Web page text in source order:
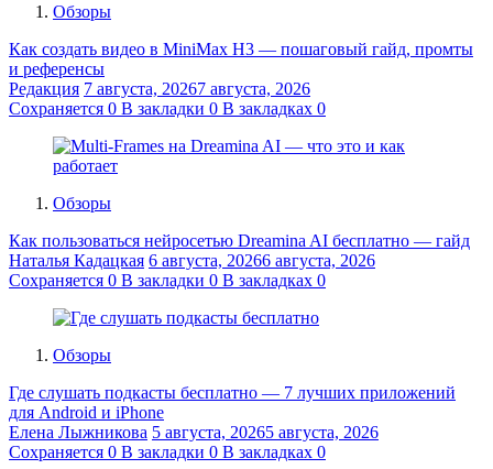
Обзоры
Как создать видео в MiniMax H3 — пошаговый гайд, промты
и референсы
Редакция 7 августа, 20267 августа, 2026
Сохраняется 0 В закладки 0 В закладках 0
Обзоры
Как пользоваться нейросетью Dreamina AI бесплатно — гайд
Наталья Кадацкая 6 августа, 20266 августа, 2026
Сохраняется 0 В закладки 0 В закладках 0
Обзоры
Где слушать подкасты бесплатно — 7 лучших приложений
для Android и iPhone
Елена Лыжникова 5 августа, 20265 августа, 2026
Сохраняется 0 В закладки 0 В закладках 0